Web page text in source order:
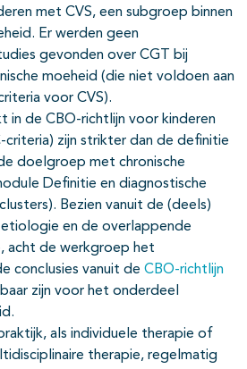
met CVS, een subgroep binnen
Er werden geen
gevonden over CGT bij
moeheid (die niet voldoen aan
voor CVS).
in de CBO-richtlijn voor kinderen
criteria) zijn strikter dan de definitie
doelgroep met chronische
Definitie en diagnostische
Bezien vanuit de (deels)
en de overlappende
acht de werkgroep het
conclusies vanuit de CBO-richtlijn
zijn voor het onderdeel
als individuele therapie of
therapie, regelmatig